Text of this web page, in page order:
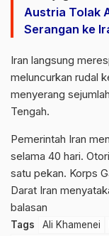
Austria Tolak
Serangan ke
Iran langsung
meluncurkan rudal
menyerang
Tengah.
Pemerintah Iran
selama 40 hari.
satu pekan. Korps
Darat Iran
balasan
Tags Ali Khamenei